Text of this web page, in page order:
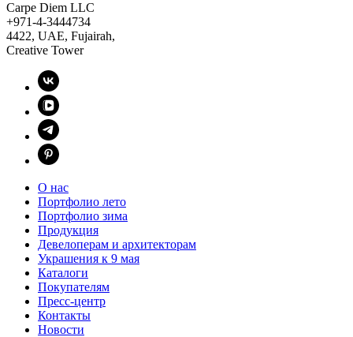
Carpe Diem LLC
+971-4-3444734
4422, UAE, Fujairah,
Creative Tower
О нас
Портфолио лето
Портфолио зима
Продукция
Девелоперам и архитекторам
Украшения к 9 мая
Каталоги
Покупателям
Пресс-центр
Контакты
Новости